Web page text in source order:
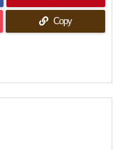
Copy